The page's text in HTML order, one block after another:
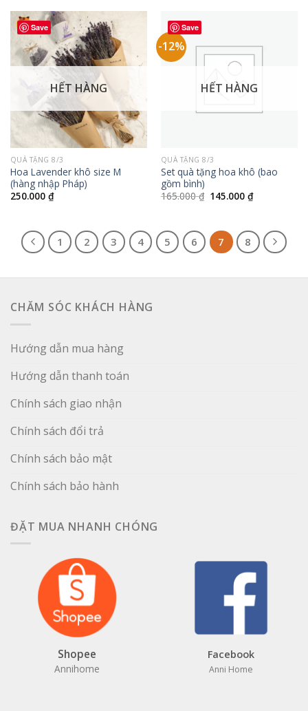
495.000 ₫.
Save
HẾT HÀNG
QUÀ TẶNG 8/3
Hoa Lavender khô size M
(hàng nhập Pháp)
250.000 ₫
Save
-12%
HẾT HÀNG
QUÀ TẶNG 8/3
Set quà tặng hoa khô (bao
gồm bình)
165.000₫ Giá
gốc
145.000 ₫Giá
hiện
145.000 ₫.
1 2 3 4 5 6 7 8
CHĂM SÓC KHÁCH HÀNG
Hướng dẫn mua hàng
Hướng dẫn thanh toán
Chính sách giao nhận
Chính sách đổi trả
Chính sách bảo mật
Chính sách bảo hành
ĐẶT MUA NHANH CHÓNG
Shopee
Annihome
Facebook
Anni Home